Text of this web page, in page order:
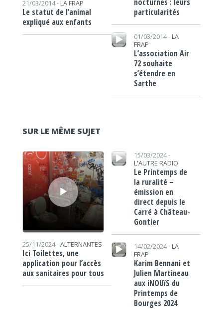
21/03/2014 - LA FRAP
Le statut de l’animal
expliqué aux enfants
particularités
Lecteur audio
01/03/2014 - LA
FRAP
L’association Air
72 souhaite
s’étendre en
Sarthe
SUR LE MÊME SUJET
Lecteur audio
25/11/2024 -ALTERNANTES
Ici Toilettes, une
application pour l’accès
aux sanitaires pour tous
Lecteur audio
15/03/2024 -
L'AUTRE RADIO
Le Printemps de
la ruralité –
émission en
direct depuis le
Carré à Château-
Gontier
Lecteur audio
14/02/2024 - LA
FRAP
Karim Bennani et
Julien Martineau
aux iNOUïS du
Printemps de
Bourges 2024